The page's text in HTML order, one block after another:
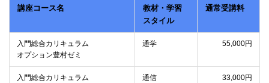
講座コース名
教材・学習
スタイル
通常受講料
入門総合カリキュラム
オプション豊村ゼミ
通学 55,000円
入門総合カリキュラム
通信 33,000円